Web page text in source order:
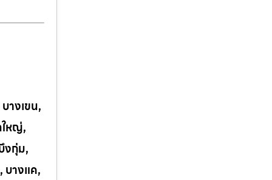
างเขน,
หญ่,
งกุ่ม,
บางแค,